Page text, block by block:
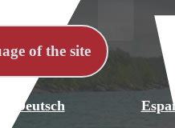
of the site
Deutsch